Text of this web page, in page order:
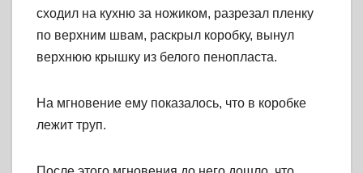
сходил на кухню за ножиком, разрезал пленку
по верхним швам, раскрыл коробку, вынул
верхнюю крышку из белого пенопласта.
На мгновение ему показалось, что в коробке
лежит труп.